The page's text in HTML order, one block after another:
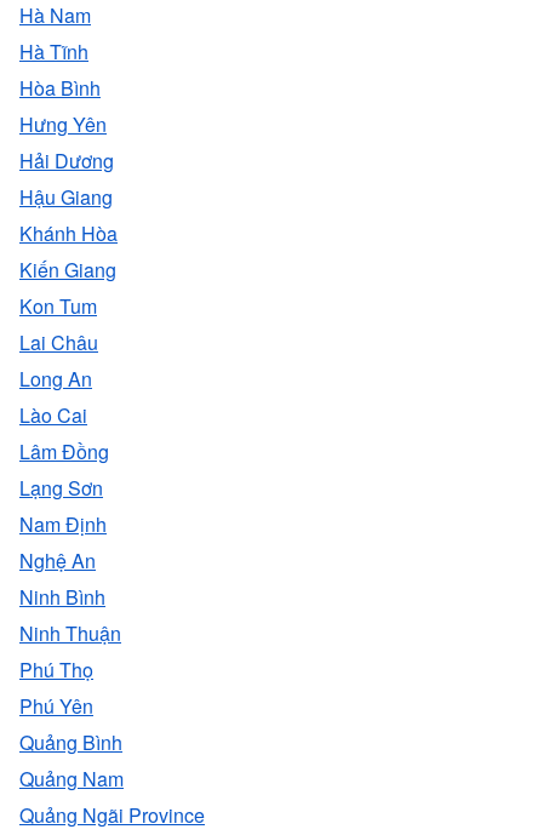
Hà Nam
Hà Tĩnh
Hòa Bình
Hưng Yên
Hải Dương
Hậu Giang
Khánh Hòa
Kiến Giang
Kon Tum
Lai Châu
Long An
Lào Cai
Lâm Đồng
Lạng Sơn
Nam Định
Nghệ An
Ninh Bình
Ninh Thuận
Phú Thọ
Phú Yên
Quảng Bình
Quảng Nam
Quảng Ngãi Province